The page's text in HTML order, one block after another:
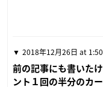
2018年12月26日 at
前の記事にも書いた
ント１回の半分のカ